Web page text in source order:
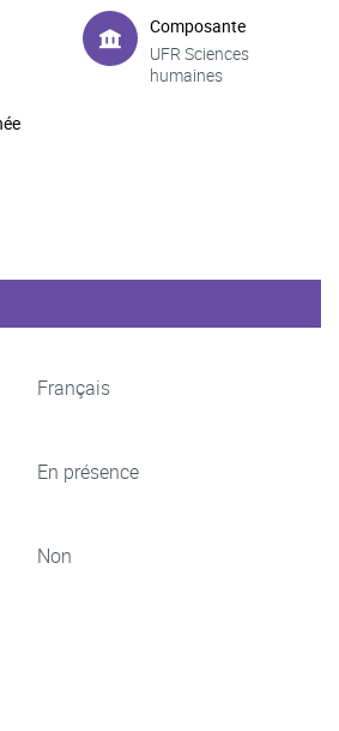
Composante
UFR Sciences
humaines
Français
En présence
Non